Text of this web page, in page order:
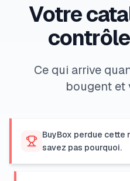
Votre
Ce qui arrive
bougent et
BuyBox perdue cette
savez pas pourquoi.